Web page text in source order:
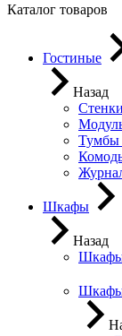
Каталог товаров
Гостиные
Назад
Стенки
Тумбы
Шкафы
Назад